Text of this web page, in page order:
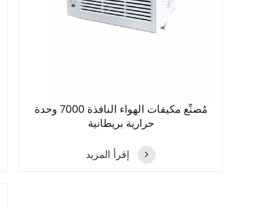
مُصنِّع مكيفات الهواء النافذة 7000 وحدة
حرارية بريطانية
إقرأ المزيد